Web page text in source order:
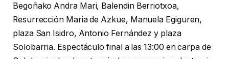
Begoñako Andra Mari, Balendin Berriotxoa,
Resurrección Maria de Azkue, Manuela Egiguren,
plaza San Isidro, Antonio Fernández y plaza
Solobarria. Espectáculo final a las 13:00 en carpa de